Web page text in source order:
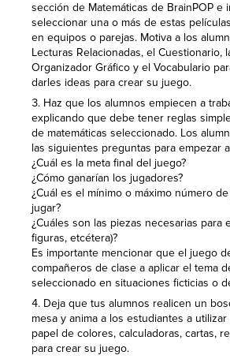
sección de Matemáticas de BrainPOP e
seleccionar una o más de estas
en equipos o parejas. Motiva a los
Lecturas Relacionadas, el Cuestionario,
Organizador Gráfico y el Vocabulario
darles ideas para crear su juego.
Haz que los alumnos empiecen a
explicando que debe tener reglas
de matemáticas seleccionado. Los
las siguientes preguntas para empezar
¿Cuál es la meta final del juego?
¿Cómo ganarían los jugadores?
¿Cuál es el mínimo o máximo número
jugar?
¿Cuáles son las piezas necesarias para
figuras, etcétera)?
Es importante mencionar que el juego
compañeros de clase a aplicar el tema
seleccionado en situaciones ficticias o
Deja que tus alumnos realicen un
mesa y anima a los estudiantes a
papel de colores, calculadoras, cartas,
para crear su juego.